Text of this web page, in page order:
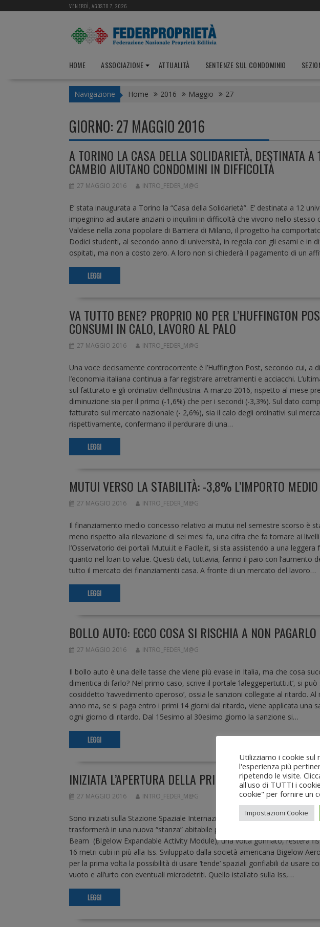
VENERDÌ, AGOSTO 7, 2026
HOME ASSOCIAZIONE ATTUALITÀ SENTENZE SUL CONDOMINIO
Navigazione Home 2016 Maggio 27
GIORNO:27 MAGGIO 2016
A TORINO LA CASA DELLA SOLIDARIETÀ, DESTINATA
CAMBIO AIUTANO CONDOMINI IN DIFFICOLTÀ
27 MAGGIO 2016 INTRO_FEDER_M@G
E’ stata inaugurata a Torino la “Casa della Solidarietà”. E’ destinata a 12
impegnino ad aiutare anziani o inquilini in difficoltà che vivono nello stesso
Valdese nella zona popolare di Barriera di Milano, il progetto ha
Dodici studenti, al secondo anno di università, in regola con gli esami e in
ospitati, ma non a costo zero. A loro non si chiederà il pagamento di un
LEGGI
VA TUTTO BENE? PROPRIO NO PER L’HUFFINGTON
CONSUMI IN CALO, LAVORO AL PALO
27 MAGGIO 2016 INTRO_FEDER_M@G
Una voce decisamente controcorrente è l’Huffington Post, secondo cui, a
l’economia italiana continua a far registrare arretramenti e acciacchi.
sul fatturato e gli ordinativi dell’industria. A marzo 2016, rispetto al mese
diminuzione sia per il primo (-1,6%) che per i secondi (-3,3%). Sul dato
fatturato sul mercato nazionale (- 2,6%), sia il calo degli ordinativi sul
rispettivamente, confermano il perdurare di una…
LEGGI
MUTUI VERSO LA STABILITÀ: -3,8% L’IMPORTO MEDIO
27 MAGGIO 2016 INTRO_FEDER_M@G
Il finanziamento medio concesso relativo ai mutui nel semestre scorso è
meno rispetto alla rilevazione di sei mesi fa, una cifra che fa tornare ai
l’Osservatorio dei portali Mutui.it e Facile.it, si sta assistendo a una
quanto nel loan to value. Questi dati, tuttavia, fanno il paio con l’aumento
tutto il mercato dei finanziamenti casa. A fronte di un mercato del lavoro…
LEGGI
BOLLO AUTO: ECCO COSA SI RISCHIA A NON PAGARLO
27 MAGGIO 2016 INTRO_FEDER_M@G
Il bollo auto è una delle tasse che viene più evase in Italia, ma che cosa
dimentica di farlo? Nel primo caso, scrive il portale ‘laleggepertutti.it’, si
cosiddetto ‘ravvedimento operoso’, ossia le sanzioni collegate al ritardo.
anno ma, se si paga entro i primi 14 giorni dal ritardo, viene applicata una
ogni giorno di ritardo. Dal 15esimo al 30esimo giorno la sanzione si…
LEGGI
INIZIATA L’APERTURA DELLA PRIMA “CASA
27 MAGGIO 2016 INTRO_FEDER_M@G
Sono iniziati sulla Stazione Spaziale Internazionale (Iss) i lavori per aprire la
trasformerà in una nuova “stanza” abitabile per gli astronauti e prototipo di
Beam (Bigelow Expandable Activity Module), una volta gonfiato, resterà
16 metri cubi in più alla Iss. Sviluppato dalla società americana Bigelow
per la prima volta la possibilità di usare ‘tende’ spaziali gonfiabili da usare
vuoto e all’urto con eventuali microdetriti. Quello istallato sulla Iss,…
LEGGI
Utilizziamo i cookie
l'esperienza più
ripetendo le visite.
all'uso di TUTTI i
cookie" per fornire un
Impostazioni Cookie